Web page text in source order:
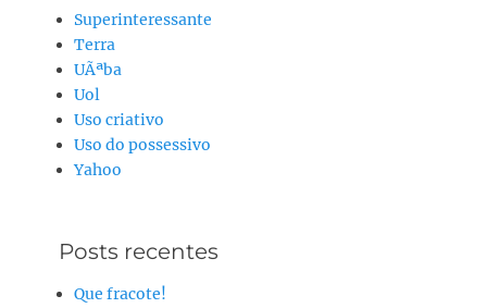
Superinteressante
Terra
UÃªba
Uol
Uso criativo
Uso do possessivo
Yahoo
Posts recentes
Que fracote!